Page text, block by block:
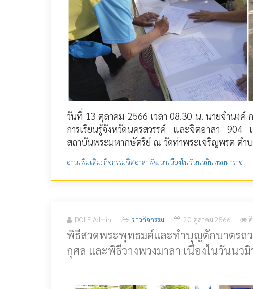
วันที่ 13 ตุลาคม 2566 เวลา 08.30 น. นายจำนงค์
การเรียนรู้จังหวัดนครสวรรค์ และจิตอาสา 904
สถาบันพระมหากษัตริย์ ณ วัดท่าพระเจริญพรต ตำ
อ่านเพิ่มเติม: กิจกรรมจิตอาสาพัฒนาเนื่องในวันนวมินทรมหาราช
DOLE_Admin ข่าวกิจกรรม 20 ตุลาคม 2566
พิธีสวดพระพุทธมต์และทำบุญตักบาตรถ
กุศล และพิธีวางพวงมาลา เนื่องในวันนว